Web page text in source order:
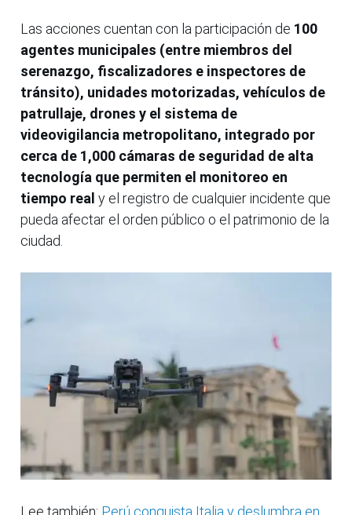
Las acciones cuentan con la participación de 100
agentes municipales (entre miembros del
serenazgo, fiscalizadores e inspectores de
tránsito), unidades motorizadas, vehículos de
patrullaje, drones y el sistema de
videovigilancia metropolitano, integrado por
cerca de 1,000 cámaras de seguridad de alta
tecnología que permiten el monitoreo en
tiempo real y el registro de cualquier incidente que
pueda afectar el orden público o el patrimonio de la
ciudad.
Lee también: Perú conquista Italia y deslumbra en